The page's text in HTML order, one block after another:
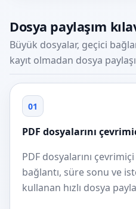
Dosya paylaşım
Büyük dosyalar, geçici
kayıt olmadan dosya
01
PDF dosyalarını
PDF dosyalarını
bağlantı, süre sonu ve
kullanan hızlı dosya